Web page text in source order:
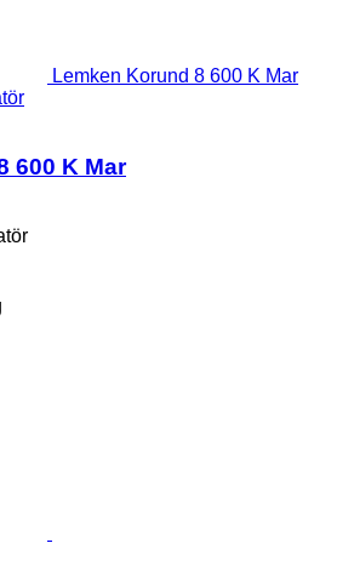
Lemken Korund 8 600 K Mar
600 K Mar